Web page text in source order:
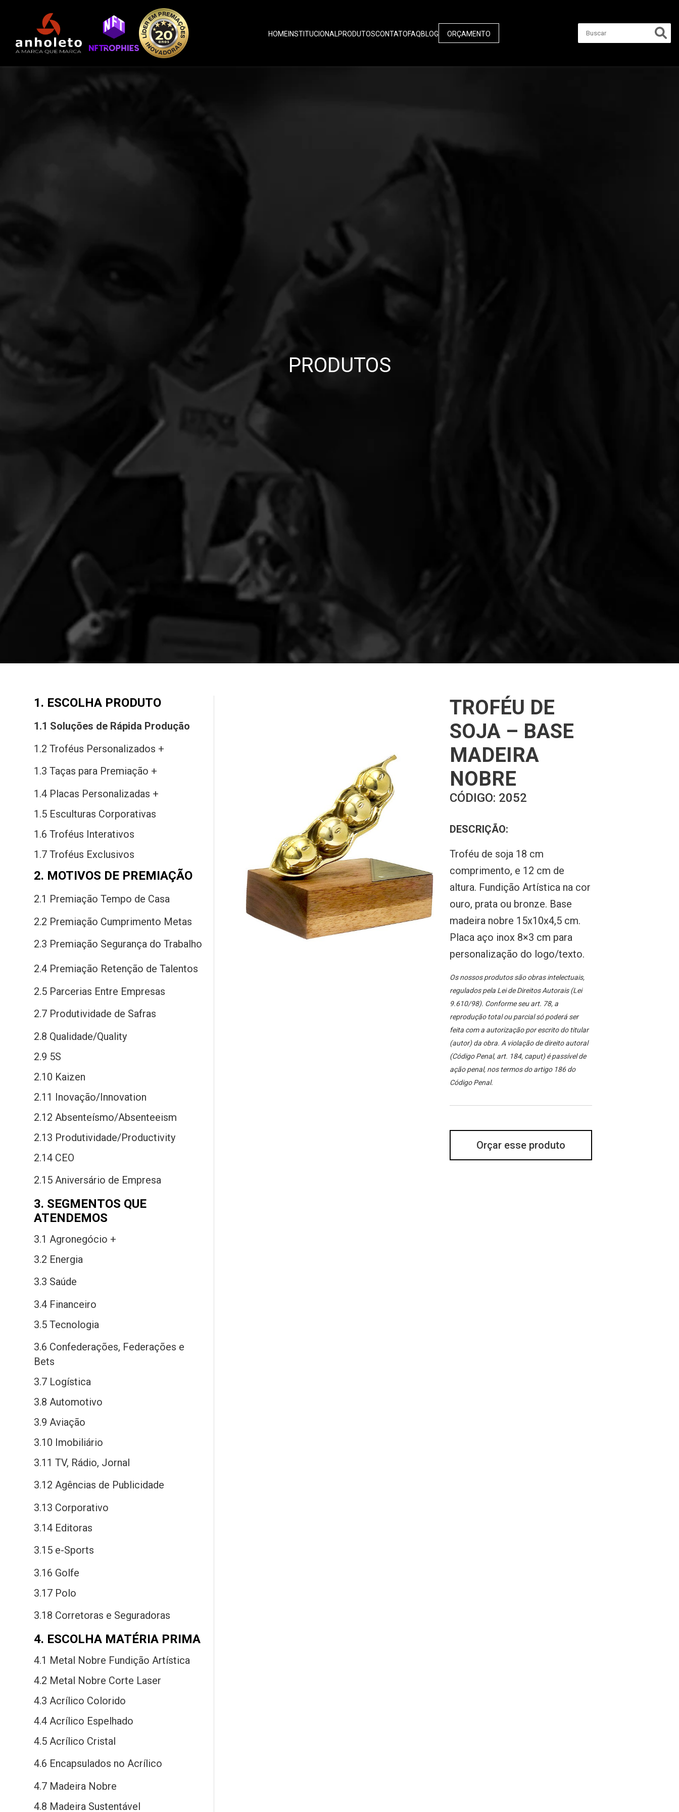
HOME INSTITUCIONALPRODUTOSCONTATOFAQBLOG ORÇAMENTO
PRODUTOS
1. ESCOLHA PRODUTO
1.1 Soluções de Rápida Produção
1.2 Troféus Personalizados +
1.3 Taças para Premiação +
1.4 Placas Personalizadas +
1.5 Esculturas Corporativas
1.6 Troféus Interativos
1.7 Troféus Exclusivos
2. MOTIVOS DE PREMIAÇÃO
2.1 Premiação Tempo de Casa
2.2 Premiação Cumprimento Metas
2.3 Premiação Segurança do Trabalho
2.4 Premiação Retenção de Talentos
2.5 Parcerias Entre Empresas
2.7 Produtividade de Safras
2.8 Qualidade/Quality
2.9 5S
2.10 Kaizen
2.11 Inovação/Innovation
2.12 Absenteísmo/Absenteeism
2.13 Produtividade/Productivity
2.14 CEO
2.15 Aniversário de Empresa
3. SEGMENTOS QUE
ATENDEMOS
3.1 Agronegócio +
3.2 Energia
3.3 Saúde
3.4 Financeiro
3.5 Tecnologia
3.6 Confederações, Federações e
Bets
3.7 Logística
3.8 Automotivo
3.9 Aviação
3.10 Imobiliário
3.11 TV, Rádio, Jornal
3.12 Agências de Publicidade
3.13 Corporativo
3.14 Editoras
3.15 e-Sports
3.16 Golfe
3.17 Polo
3.18 Corretoras e Seguradoras
4. ESCOLHA MATÉRIA PRIMA
4.1 Metal Nobre Fundição Artística
4.2 Metal Nobre Corte Laser
4.3 Acrílico Colorido
4.4 Acrílico Espelhado
4.5 Acrílico Cristal
4.6 Encapsulados no Acrílico
4.7 Madeira Nobre
4.8 Madeira Sustentável
TROFÉU DE
SOJA – BASE
MADEIRA
NOBRE
CÓDIGO: 2052
DESCRIÇÃO:
Troféu de soja 18 cm
comprimento, e 12 cm de
altura. Fundição Artística na cor
ouro, prata ou bronze. Base
madeira nobre 15x10x4,5 cm.
Placa aço inox 8×3 cm para
personalização do logo/texto.
Os nossos produtos são obras intelectuais,
regulados pela Lei de Direitos Autorais (Lei
9.610/98). Conforme seu art. 78, a
reprodução total ou parcial só poderá ser
feita com a autorização por escrito do titular
(autor) da obra. A violação de direito autoral
(Código Penal, art. 184, caput) é passível de
ação penal, nos termos do artigo 186 do
Código Penal.
Orçar esse produto